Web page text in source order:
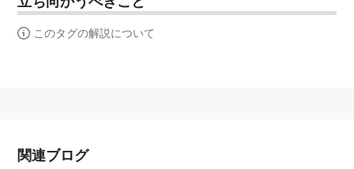
このタグの解説について
関連ブログ